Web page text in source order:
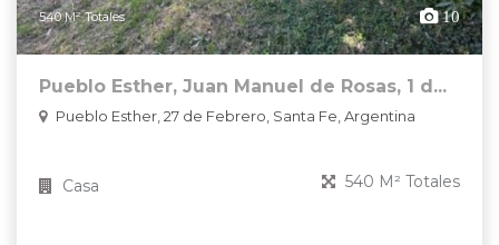
540 M² Totales 10
Pueblo Esther, Juan Manuel de Rosas, 1 d...
Pueblo Esther, 27 de Febrero, Santa Fe, Argentina
Casa 540 M² Totales